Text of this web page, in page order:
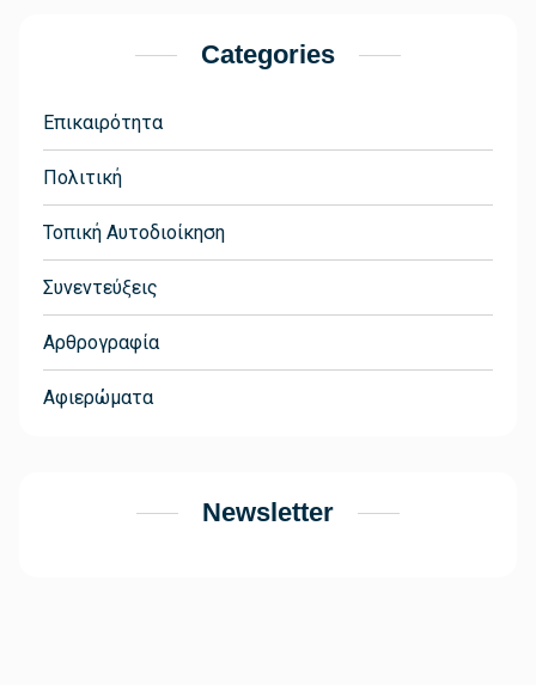
Categories
Επικαιρότητα
Πολιτική
Τοπική Αυτοδιοίκηση
Συνεντεύξεις
Αρθρογραφία
Αφιερώματα
Newsletter